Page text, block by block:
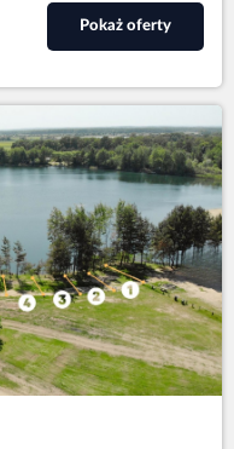
Pokaż oferty